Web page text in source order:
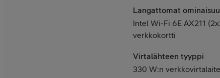
Langattomat
Intel Wi-Fi 6E AX211
verkkokortti
Virtalähteen tyyppi
330 W:n verkkovirtalaite